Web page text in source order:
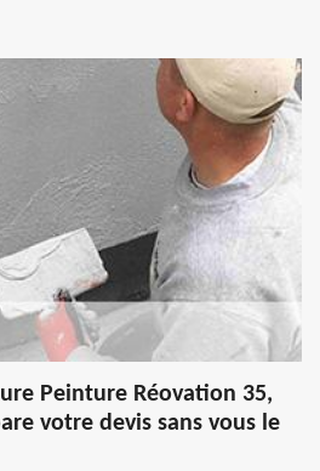
Peinture Réovation 35,
votre devis sans vous le